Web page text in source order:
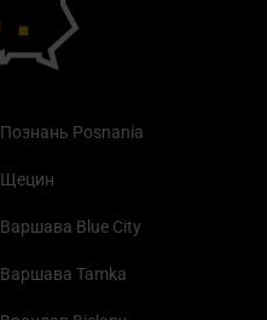
Познань Posnania
Щецин
Варшава Blue City
Варшава Tamka